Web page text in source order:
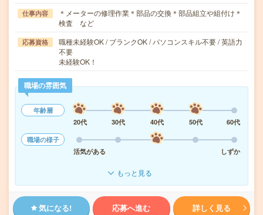
仕事内容
＊メーターの修理作業＊部品の交換＊部品組立や組付け＊
検査 など
応募資格
職種未経験OK / ブランクOK / パソコンスキル不要 / 英語力
不要
未経験OK！
職場の雰囲気
年齢層
20代
30代 40代 50代
60代
職場の様子
活気がある
しずか
もっと見る
気になる! 応募へ進む 詳しく見る